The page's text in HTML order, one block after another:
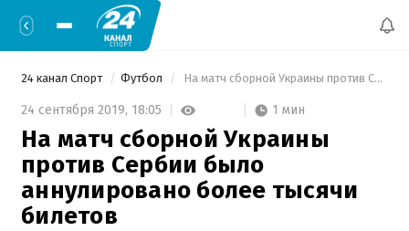
24 канал Спорт Футбол На матч сборной Украины против Сербии было аннулировано более тысячи билетов
24 сентября 2019, 18:05 1 мин
На матч сборной Украины
против Сербии было
аннулировано более тысячи
билетов